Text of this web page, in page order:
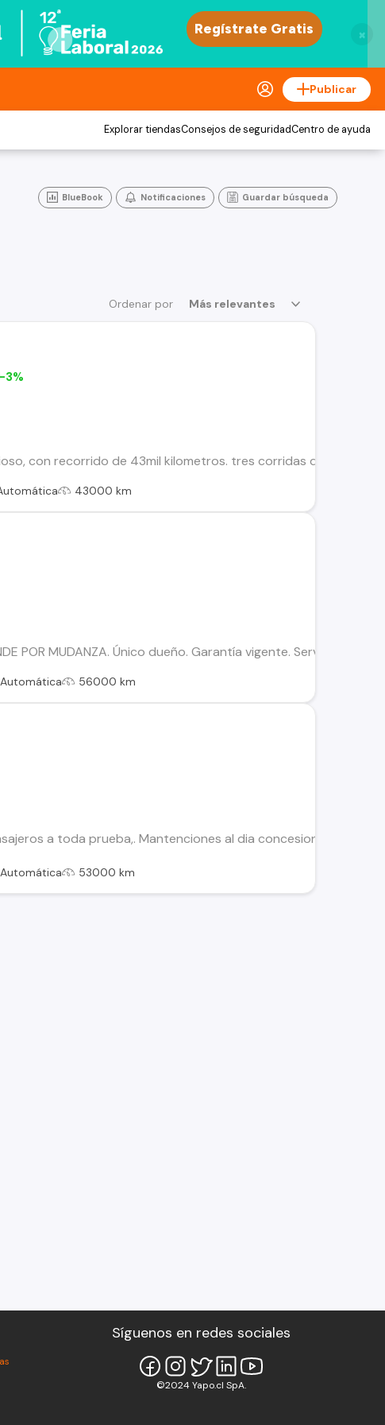
×
Publicar
Explorar tiendasConsejos de seguridadCentro de ayuda
BlueBook Notificaciones Guardar búsqueda
Ordenar por Más relevantes
con recorrido de 43mil kilometros. tres corridas de
-3%
43000 km
POR MUDANZA. Único dueño. Garantía vigente. Servicios
Automática 56000 km
a toda prueba,. Mantenciones al dia concesionario.
Automática 53000 km
Síguenos en redes sociales
©2024 Yapo.cl SpA.